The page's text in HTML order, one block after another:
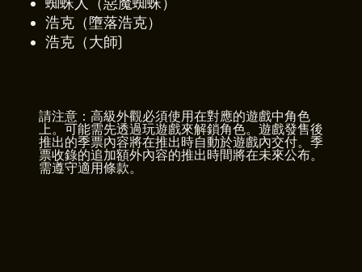
浩克（墮落浩克）
浩克（大師)
請注意：高級外觀必須使用在對應的遊戲中角色
上。可能需先透過玩遊戲來解鎖角色。遊戲發售後
推出的季票內容將在推出時自動於遊戲內交付。季
票收錄的追加額外內容的推出時間將在未來公布。
需遵守適用條款。